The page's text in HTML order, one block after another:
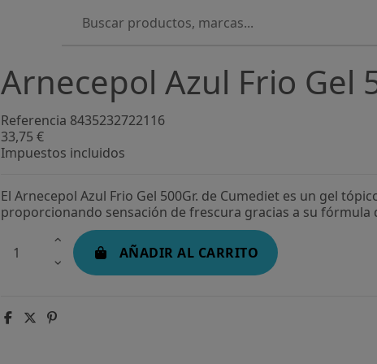
Arnecepol Azul Frio Gel
Referencia 8435232722116
33,75 €
Impuestos incluidos
El Arnecepol Azul Frio Gel 500Gr. de Cumediet es un gel
proporcionando sensación de frescura gracias a su fórmula
AÑADIR AL CARRITO